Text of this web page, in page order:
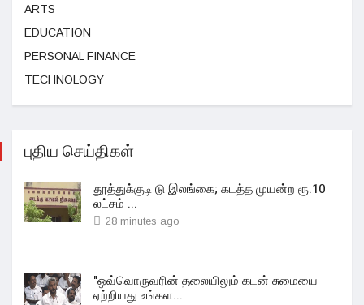
ARTS
EDUCATION
PERSONAL FINANCE
TECHNOLOGY
புதிய செய்திகள்
தூத்துக்குடி டு இலங்கை; கடத்த முயன்ற ரூ.10
லட்சம் ...
28 minutes ago
"ஒவ்வொருவரின் தலையிலும் கடன் சுமையை
ஏற்றியது உங்கள...